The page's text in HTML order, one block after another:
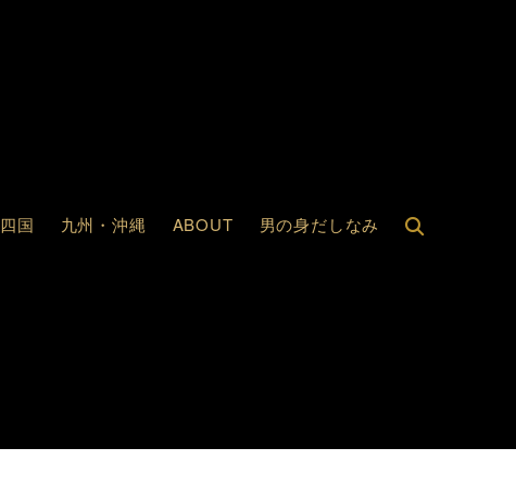
四国 九州・沖縄 ABOUT 男の身だしなみ